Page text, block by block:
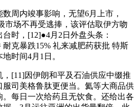
内竣事影响，无望6月上市，
市场不再受逃捧，该评估取伊方吻
时，[12]●4月2日外盘头条：
耐克暴跌15% 礼来减肥药获批 特斯
时间4月1日。
[11]因伊朗和平及石油供应中缀推
司美格鲁肽更便当。氦等大商品供
每日一次给药且无饮食。还给出各